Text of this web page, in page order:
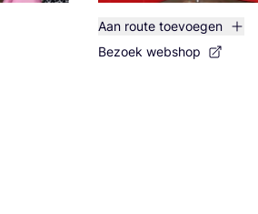
Aan route toevoegen
Bezoek webshop